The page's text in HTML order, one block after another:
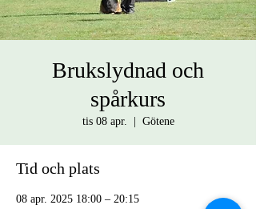
Brukslydnad och
spårkurs
tis 08 apr. Götene
Tid och plats
08 apr. 2025 18:00 – 20:15